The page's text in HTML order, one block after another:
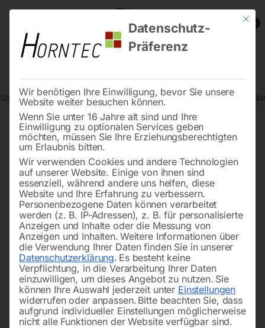
0
Start Werkstatttechnik Karosserie- und Werkstattgeräte
Mit
Datenschutz-
Präferenz
Wir benötigen Ihre Einwilligung, bevor Sie unsere
Website weiter besuchen können.
Wenn Sie unter 16 Jahre alt sind und Ihre
Einwilligung zu optionalen Services geben
möchten, müssen Sie Ihre Erziehungsberechtigten
um Erlaubnis bitten.
Wir verwenden Cookies und andere Technologien
auf unserer Website. Einige von ihnen sind
essenziell, während andere uns helfen, diese
Website und Ihre Erfahrung zu verbessern.
Personenbezogene Daten können verarbeitet
werden (z. B. IP-Adressen), z. B. für personalisierte
Anzeigen und Inhalte oder die Messung von
Anzeigen und Inhalten. Weitere Informationen über
die Verwendung Ihrer Daten finden Sie in unserer
Datenschutzerklärung. Es besteht keine
Verpflichtung, in die Verarbeitung Ihrer Daten
einzuwilligen, um dieses Angebot zu nutzen. Sie
können Ihre Auswahl jederzeit unter Einstellungen
widerrufen oder anpassen. Bitte beachten Sie, dass
aufgrund individueller Einstellungen möglicherweise
nicht alle Funktionen der Website verfügbar sind.